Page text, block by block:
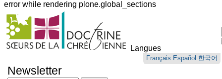
error while rendering plone.global_sections
Outils
personnels
Langues
Français Español 한국어
au
contenu.
Newsletter